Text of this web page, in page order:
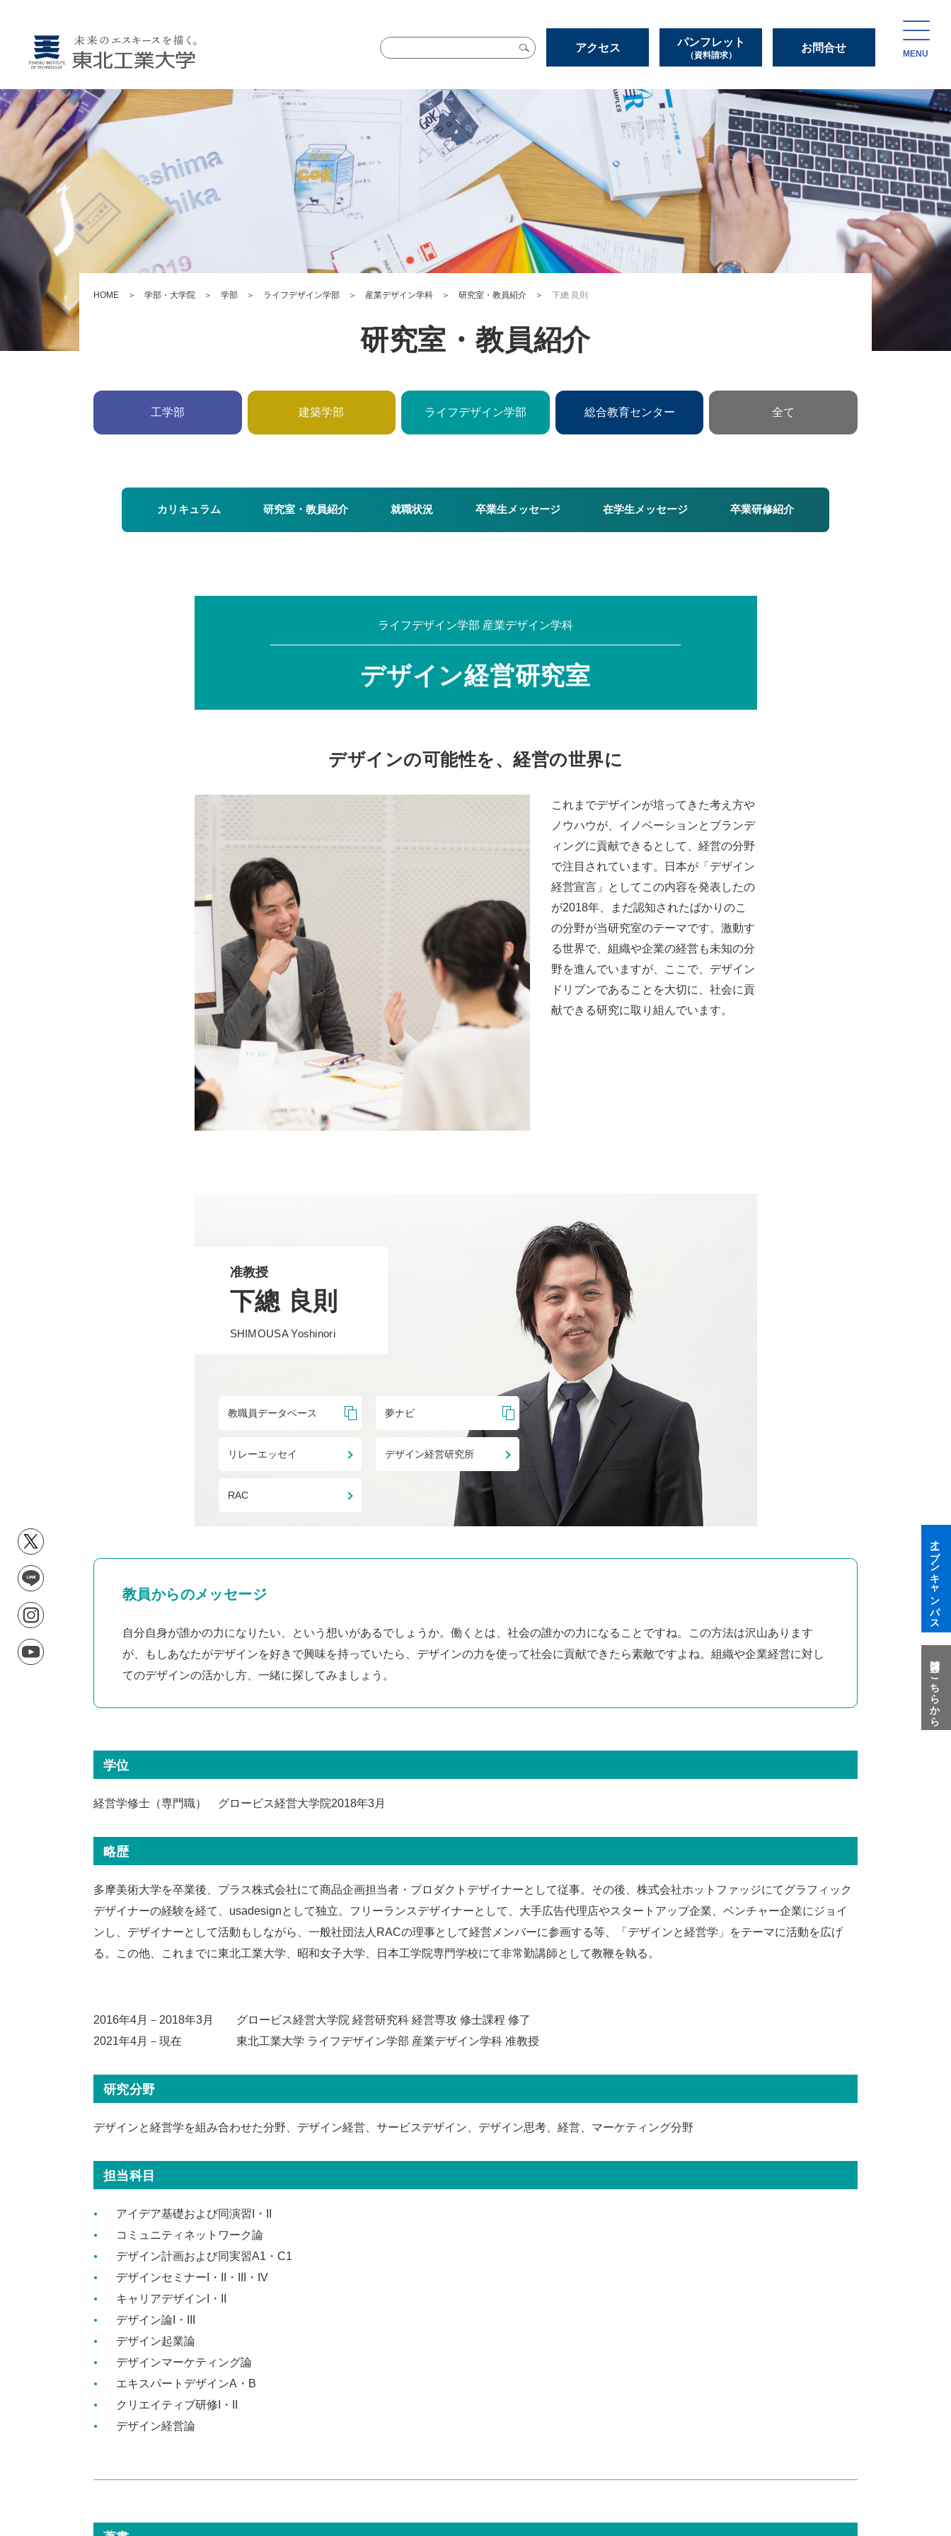
アクセス パンフレット
（資料請求）
お問合せ
MENU
HOME ＞ 学部・大学院 ＞ 学部 ＞ ライフデザイン学部 ＞ 産業デザイン学科 ＞ 研究室・教員紹介 ＞ 下總 良則
研究室・教員紹介
工学部 建築学部 ライフデザイン学部 総合教育センター 全て
カリキュラム 研究室・教員紹介 就職状況 卒業生メッセージ 在学生メッセージ 卒業研修紹介
ライフデザイン学部 産業デザイン学科
デザイン経営研究室
デザインの可能性を、経営の世界に
これまでデザインが培ってきた考え方や
ノウハウが、イノベーションとブランデ
ィングに貢献できるとして、経営の分野
で注目されています。日本が「デザイン
経営宣言」としてこの内容を発表したの
が2018年、まだ認知されたばかりのこ
の分野が当研究室のテーマです。激動す
る世界で、組織や企業の経営も未知の分
野を進んでいますが、ここで、デザイン
ドリブンであることを大切に、社会に貢
献できる研究に取り組んでいます。
准教授
下總 良則
SHIMOUSA Yoshinori
教職員データベース 夢ナビ
リレーエッセイ デザイン経営研究所
RAC
教員からのメッセージ
自分自身が誰かの力になりたい、という想いがあるでしょうか。働くとは、社会の誰かの力になることですね。この方法は沢山あります
が、もしあなたがデザインを好きで興味を持っていたら、デザインの力を使って社会に貢献できたら素敵ですよね。組織や企業経営に対し
てのデザインの活かし方、一緒に探してみましょう。
学位
経営学修士（専門職） グロービス経営大学院2018年3月
略歴
多摩美術大学を卒業後、プラス株式会社にて商品企画担当者・プロダクトデザイナーとして従事。その後、株式会社ホットファッジにてグラフィック
デザイナーの経験を経て、usadesignとして独立。フリーランスデザイナーとして、大手広告代理店やスタートアップ企業、ベンチャー企業にジョイ
ンし、デザイナーとして活動もしながら、一般社団法人RACの理事として経営メンバーに参画する等、「デザインと経営学」をテーマに活動を広げ
る。この他、これまでに東北工業大学、昭和女子大学、日本工学院専門学校にて非常勤講師として教鞭を執る。
2016年4月－2018年3月
グロービス経営大学院 経営研究科 経営専攻 修士課程 修了
2021年4月－現在
東北工業大学 ライフデザイン学部 産業デザイン学科 准教授
研究分野
デザインと経営学を組み合わせた分野、デザイン経営、サービスデザイン、デザイン思考、経営、マーケティング分野
担当科目
アイデア基礎および同演習I・II
コミュニティネットワーク論
デザイン計画および同実習A1・C1
デザインセミナーI・II・III・IV
キャリアデザインI・II
デザイン論I・III
デザイン起業論
デザインマーケティング論
エキスパートデザインA・B
クリエイティブ研修I・II
デザイン経営論
オープンキャンパス
質問はこちらから